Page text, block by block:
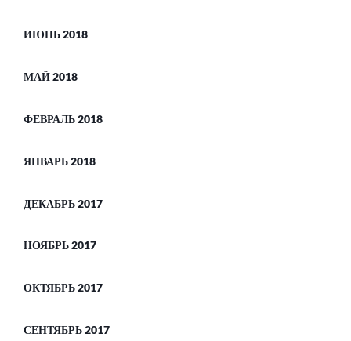
ИЮНЬ 2018
МАЙ 2018
ФЕВРАЛЬ 2018
ЯНВАРЬ 2018
ДЕКАБРЬ 2017
НОЯБРЬ 2017
ОКТЯБРЬ 2017
СЕНТЯБРЬ 2017